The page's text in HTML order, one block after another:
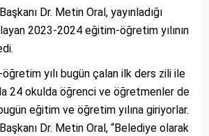
Dr. Metin Oral, yayınladığı
2023-2024 eğitim-öğretim yılının
yılı bugün çalan ilk ders zili ile
24 okulda öğrenci ve öğretmenler de
eğitim ve öğretim yılına giriyorlar.
Dr. Metin Oral, “Belediye olarak